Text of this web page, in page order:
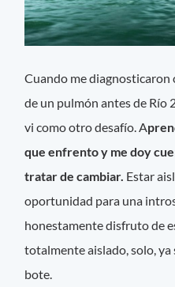
Cuando me diagnosticaron
de un pulmón antes de Río
vi como otro desafío. A
que enfrento y me doy
tratar de cambiar. Estar
oportunidad para una
honestamente disfruto de
totalmente aislado, solo, ya
bote.